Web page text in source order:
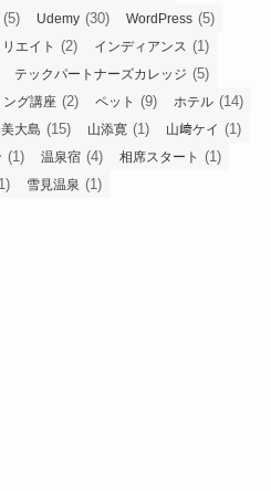
(5) Udemy (30) WordPress (5)
エイト (2) インディアンス (1)
テックパートナーズカレッジ (5)
ング講座 (2) ペット (9) ホテル (14)
大島 (15) 山添寛 (1) 山﨑ケイ (1)
(1) 温泉宿 (4) 相席スタート (1)
雪見温泉 (1)